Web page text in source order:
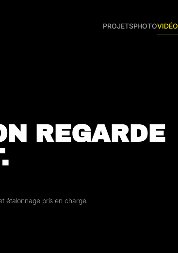
PROJETSPHOTOVIDÉO
REGARDE
étalonnage pris en charge.